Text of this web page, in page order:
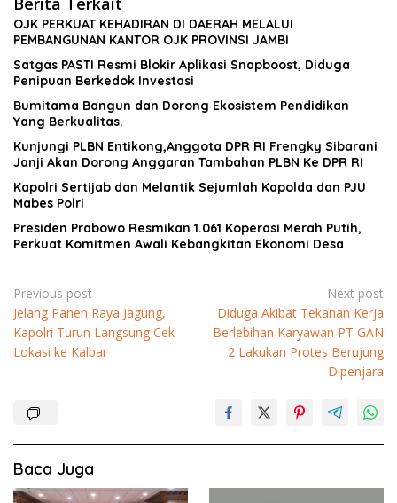
OJK PERKUAT KEHADIRAN DI DAERAH MELALUI
PEMBANGUNAN KANTOR OJK PROVINSI JAMBI
Satgas PASTI Resmi Blokir Aplikasi Snapboost, Diduga
Penipuan Berkedok Investasi
Bumitama Bangun dan Dorong Ekosistem Pendidikan
Yang Berkualitas.
Kunjungi PLBN Entikong,Anggota DPR RI Frengky Sibarani
Janji Akan Dorong Anggaran Tambahan PLBN Ke DPR RI
Kapolri Sertijab dan Melantik Sejumlah Kapolda dan PJU
Mabes Polri
Presiden Prabowo Resmikan 1.061 Koperasi Merah Putih,
Perkuat Komitmen Awali Kebangkitan Ekonomi Desa
Navigasi
pos
Previous post
Jelang Panen Raya Jagung,
Kapolri Turun Langsung Cek
Lokasi ke Kalbar
Next post
Diduga Akibat Tekanan Kerja
Berlebihan Karyawan PT GAN
2 Lakukan Protes Berujung
Dipenjara
Baca Juga